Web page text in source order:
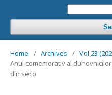
Home / Archives / Vol 23
Anul comemorativ al
din seco